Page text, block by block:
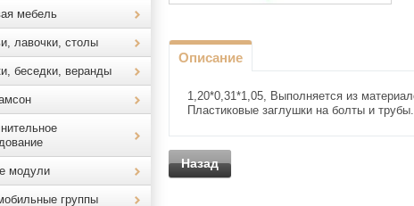
мебель
лавочки, столы
беседки, веранды
модули
группы
Описание
1,20*0,31*1,05, Выполняется из
Пластиковые заглушки на болты и трубы.
Назад